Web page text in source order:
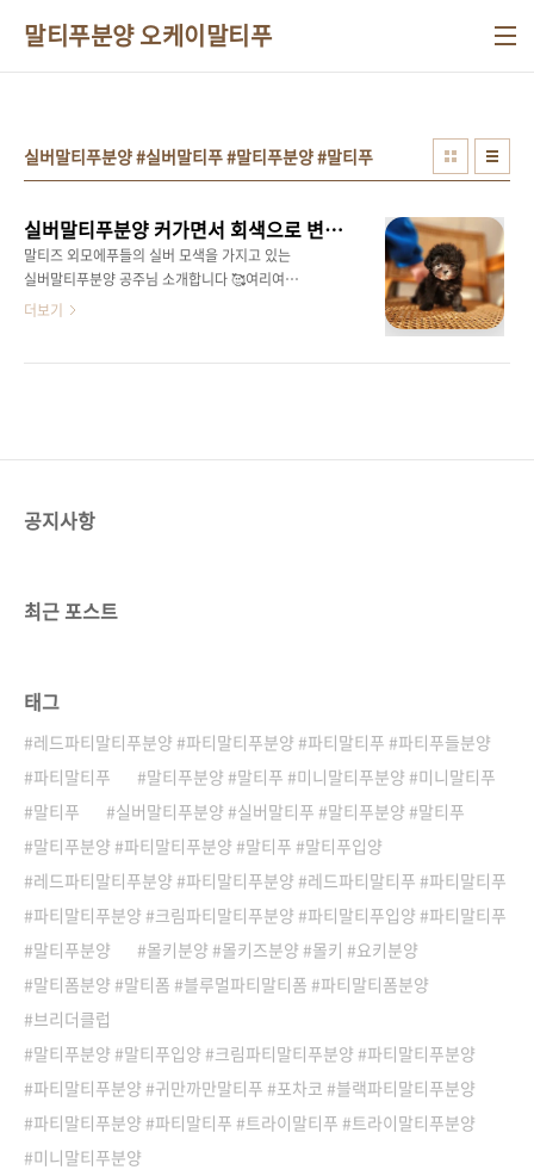
말티푸분양 오케이말티푸
실버말티푸분양 #실버말티푸 #말티푸분양 #말티푸
실버말티푸분양 커가면서 회색으로 변해요
말티즈 외모에푸들의 실버 모색을 가지고 있는
실버말티푸분양 공주님 소개합니다 🥰여리여리
한 이목구비가귀여움을 더욱 업해주는 아가 ㅎ
티푸 모색상 이기도 해요! 똘망한 눈빛에짧은 머
니다!믹스견이라고 무시받던 옛날과 달리요즘은
더보기
공지사항
최근 포스트
태그
레드파티말티푸분양 #파티말티푸분양 #파티말티푸 #파티푸들분양
파티말티푸
말티푸분양 #말티푸 #미니말티푸분양 #미니말티푸
말티푸
실버말티푸분양 #실버말티푸 #말티푸분양 #말티푸
말티푸분양 #파티말티푸분양 #말티푸 #말티푸입양
레드파티말티푸분양 #파티말티푸분양 #레드파티말티푸 #파티말티푸
파티말티푸분양 #크림파티말티푸분양 #파티말티푸입양 #파티말티푸
말티푸분양
몰키분양 #몰키즈분양 #몰키 #요키분양
말티폼분양 #말티폼 #블루멀파티말티폼 #파티말티폼분양
브리더클럽
말티푸분양 #말티푸입양 #크림파티말티푸분양 #파티말티푸분양
파티말티푸분양 #귀만까만말티푸 #포차코 #블랙파티말티푸분양
파티말티푸분양 #파티말티푸 #트라이말티푸 #트라이말티푸분양
미니말티푸분양